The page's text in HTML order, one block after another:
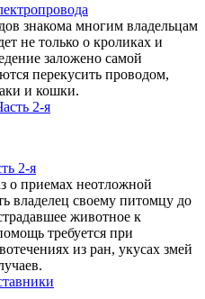
знакома многим владельцам
не только о кроликах и
заложено самой
перекусить проводом,
и кошки.
2-я
о приемах неотложной
владелец своему питомцу до
животное к
требуется при
из ран, укусах змей